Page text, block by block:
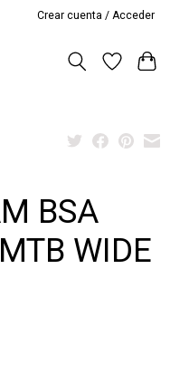
Crear cuenta / Acceder
BSA
WIDE